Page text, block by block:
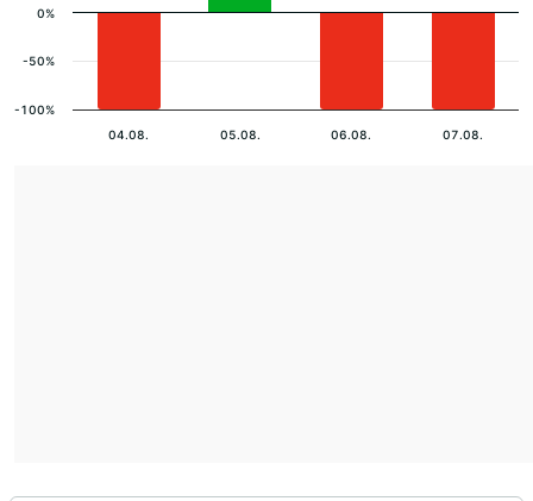
04.08. 05.08. 06.08. 07.08.
-100%
-50%
0%